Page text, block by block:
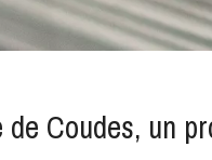
de Coudes, un